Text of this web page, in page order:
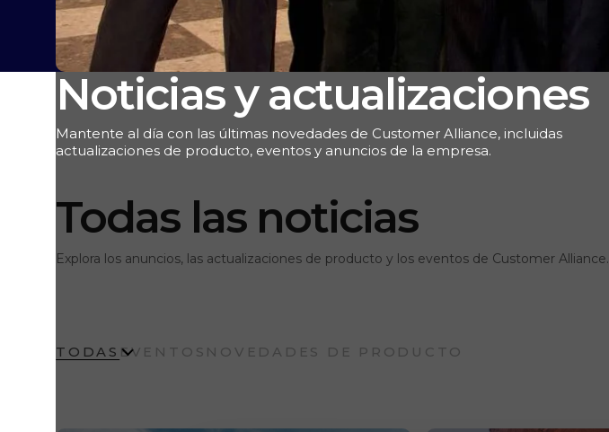
Noticias y actualizaciones
Mantente al día con las últimas novedades de Customer Alliance, incluidas
actualizaciones de producto, eventos y anuncios de la empresa.
Todas las noticias
Explora los anuncios, las actualizaciones de producto y los eventos de Customer Alliance.
TODAS EVENTOS NOVEDADES DE PRODUCTO